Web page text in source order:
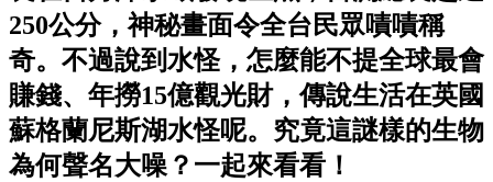
250公分，神秘畫面令全台民眾嘖嘖稱
奇。不過說到水怪，怎麼能不提全球最會
賺錢、年撈15億觀光財，傳說生活在英國
蘇格蘭尼斯湖水怪呢。究竟這謎樣的生物
為何聲名大噪？一起來看看！